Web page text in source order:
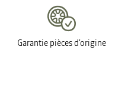
Garantie pièces d'origine